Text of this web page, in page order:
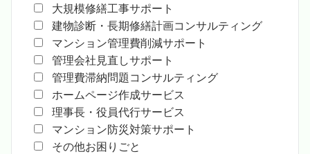
大規模修繕工事サポート
建物診断・長期修繕計画コンサルティング
マンション管理費削減サポート
管理会社見直しサポート
管理費滞納問題コンサルティング
ホームページ作成サービス
理事長・役員代行サービス
マンション防災対策サポート
その他お困りごと